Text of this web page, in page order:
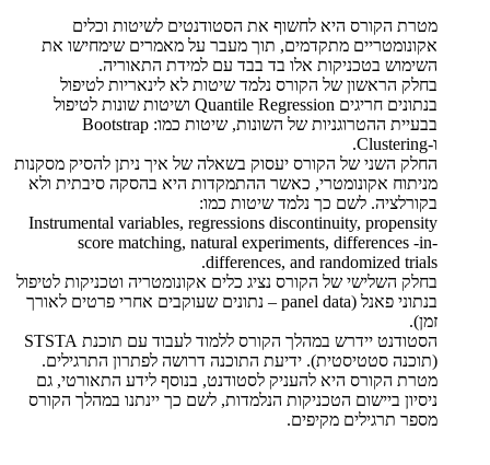
מטרת הקורס היא לחשוף את הסטודנטים לשיטות וכלים
אקונומטריים מתקדמים, תוך מעבר על מאמרים שימחישו את
השימוש בטכניקות אלו בד בבד עם למידת התאוריה.
בחלק הראשון של הקורס נלמד שיטות לא לינאריות לטיפול
בנתונים חריגים Quantile Regression ושיטות שונות לטיפול
בבעיית ההטרוגניות של השונות, שיטות כמו: Bootstrap
ו-Clustering
.
החלק השני של הקורס יעסוק בשאלה של איך ניתן להסיק מסקנות
מניתוח אקונומטרי, כאשר ההתמקדות היא בהסקה סיבתית ולא
בקורלציה. לשם כך נלמד שיטות כמו:
Instrumental variables, regressions discontinuity, propensity
score matching, natural experiments, differences -in-
differences, and randomized trials
.
בחלק השלישי של הקורס נציג כלים אקונומטריה וטכניקות לטיפול
בנתוני פאנל (panel data – נתונים שעוקבים אחרי פרטים לאורך
זמן).
הסטודנט יידרש במהלך הקורס ללמוד לעבוד עם תוכנת STSTA
(תוכנה סטטיסטית). ידיעת התוכנה דרושה לפתרון התרגילים.
מטרת הקורס היא להעניק לסטודנט, בנוסף לידע התאורטי, גם
ניסיון ביישום הטכניקות הנלמדות, לשם כך יינתנו במהלך הקורס
מספר תרגילים מקיפים.